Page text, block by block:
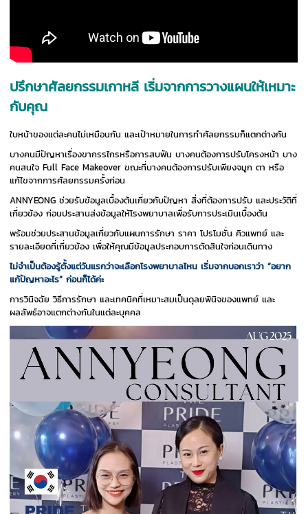
ปรึกษาศัลยกรรมเกาหลี เริ่มจากการวางแผนให้เหมาะ
กับคุณ
ใบหน้าของแต่ละคนไม่เหมือนกัน และเป้าหมายในการทำศัลยกรรมก็แตกต่างกัน
บางคนมีปัญหาเรื่องขากรรไกรหรือการสบฟัน บางคนต้องการปรับโครงหน้า บาง
คนสนใจ Full Face Makeover ขณะที่บางคนต้องการปรับเพียงจมูก ตา หรือ
แก้ไขจากการศัลยกรรมครั้งก่อน
ANNYEONG ช่วยรับข้อมูลเบื้องต้นเกี่ยวกับปัญหา สิ่งที่ต้องการปรับ และประวัติที่
เกี่ยวข้อง ก่อนประสานส่งข้อมูลให้โรงพยาบาลเพื่อรับการประเมินเบื้องต้น
พร้อมช่วยประสานข้อมูลเกี่ยวกับแผนการรักษา ราคา โปรโมชั่น คิวแพทย์ และ
รายละเอียดที่เกี่ยวข้อง เพื่อให้คุณมีข้อมูลประกอบการตัดสินใจก่อนเดินทาง
ไม่จำเป็นต้องรู้ตั้งแต่วันแรกว่าจะเลือกโรงพยาบาลไหน เริ่มจากบอกเราว่า “อยาก
แก้ปัญหาอะไร” ก่อนก็ได้ค่ะ
การวินิจฉัย วิธีการรักษา และเทคนิคที่เหมาะสมเป็นดุลยพินิจของแพทย์ และ
ผลลัพธ์อาจแตกต่างกันในแต่ละบุคคล